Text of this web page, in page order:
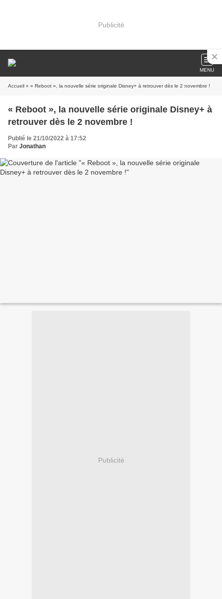
Publicité
MENU
Accueil » « Reboot », la nouvelle série originale Disney+ à retrouver dès le 2 novembre !
« Reboot », la nouvelle série originale Disney+ à
retrouver dès le 2 novembre !
Publié le 21/10/2022 à 17:52
Par Jonathan
Publicité